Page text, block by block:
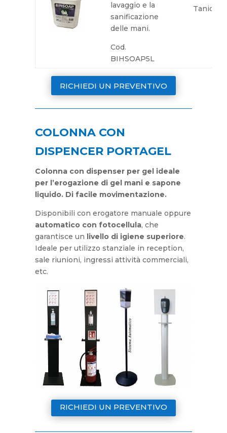
lavaggio e la
sanificazione
delle mani.
Cod.
BIHSOAP5L
Tanica
RICHIEDI UN PREVENTIVO
COLONNA CON
DISPENCER PORTAGEL
Colonna con dispenser per gel ideale
per l’erogazione di gel mani e sapone
liquido. Di facile movimentazione.
Disponibili con erogatore manuale oppure
automatico con fotocellula, che
garantisce un livello di igiene superiore.
Ideale per utilizzo stanziale in reception,
sale riunioni, ingressi attività commerciali,
etc.
RICHIEDI UN PREVENTIVO